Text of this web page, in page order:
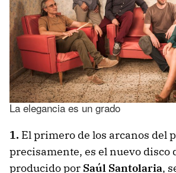
La elegancia es un grado
1. El primero de los arcanos del
precisamente, es el nuevo disco
producido por Saúl Santolaria,